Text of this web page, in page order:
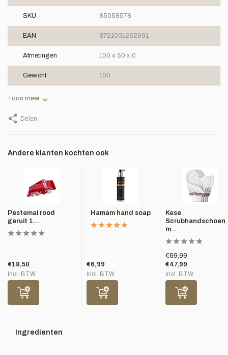
SKU 85058578
EAN 8721001262991
Afmetingen 100 x 50 x 0
Gewicht 100
Toon meer
Delen
Andere klanten kochten ook
Pestemal rood
geruit 1...
€18,50
Incl. BTW
Hamam hand soap
€6,99
Incl. BTW
Kese
Scrubhandschoen
m...
€59,99
€47,99
Incl. BTW
Ingredienten